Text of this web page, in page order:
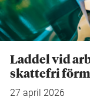
Laddel vid
skattefri
27 april 2026